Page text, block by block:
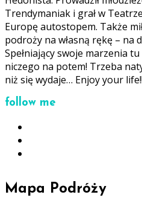
Trendymaniak i grał w
Europę autostopem. Także
podroży na własną rękę – na
Spełniający swoje marzenia
niczego na potem! Trzeba
niż się wydaje… Enjoy your life!!
follow me
Mapa Podróży